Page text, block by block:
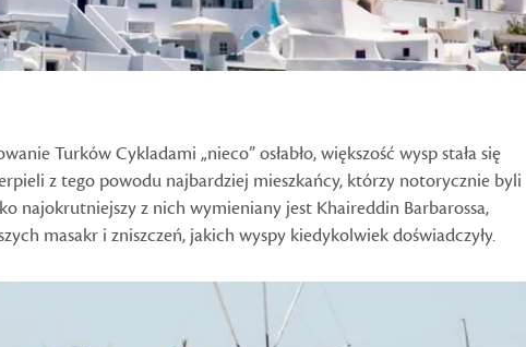
Turków Cykladami „nieco” osłabło, większość wysp stała się
z tego powodu najbardziej mieszkańcy, którzy notorycznie byli
najokrutniejszy z nich wymieniany jest Khaireddin Barbarossa,
masakr i zniszczeń, jakich wyspy kiedykolwiek doświadczyły.